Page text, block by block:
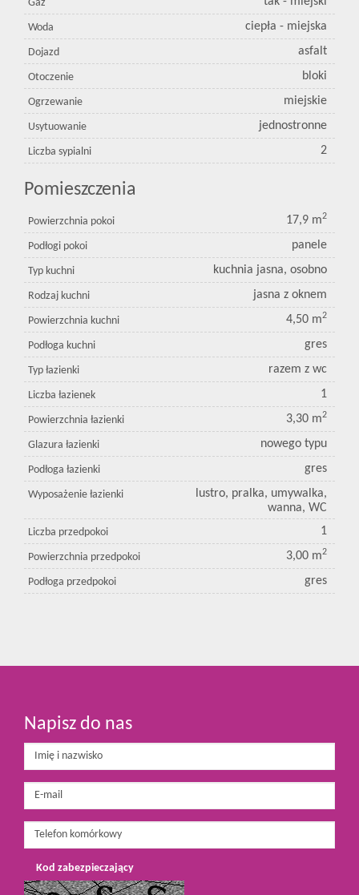
Gaz
Woda ciepła - miejska
Dojazd asfalt
Otoczenie bloki
Ogrzewanie miejskie
Usytuowanie jednostronne
Liczba sypialni 2
Pomieszczenia
Powierzchnia pokoi 17,9 m2
Podłogi pokoi panele
Typ kuchni kuchnia jasna, osobno
Rodzaj kuchni jasna z oknem
Powierzchnia kuchni 4,50 m2
Podłoga kuchni gres
Typ łazienki razem z wc
Liczba łazienek 1
Powierzchnia łazienki 3,30 m2
Glazura łazienki nowego typu
Podłoga łazienki gres
Wyposażenie łazienki
lustro, pralka, umywalka,
wanna, WC
Liczba przedpokoi 1
Powierzchnia przedpokoi 3,00 m2
Podłoga przedpokoi gres
Napisz do nas
Kod zabezpieczający